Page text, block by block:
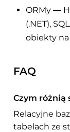
ORMy —
(.NET),
obiekty
FAQ
Czym różnią
Relacyjne
tabelach ze